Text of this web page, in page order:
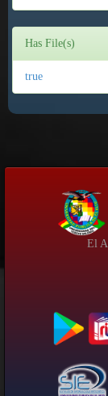
Has File(s)
true
El